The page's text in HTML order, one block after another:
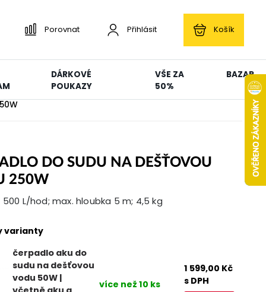
Porovnat Přihlásit Košík
DÁRKOVÉ
POUKAZY
VŠE ZA
50%
BAZAR
DO SUDU NA DEŠŤOVOU
250W
500 L/hod; max. hloubka 5 m; 4,5 kg
varianty
čerpadlo aku do
sudu na dešťovou
vodu 50W |
více než 10 ks
1 599,00 Kč
s DPH